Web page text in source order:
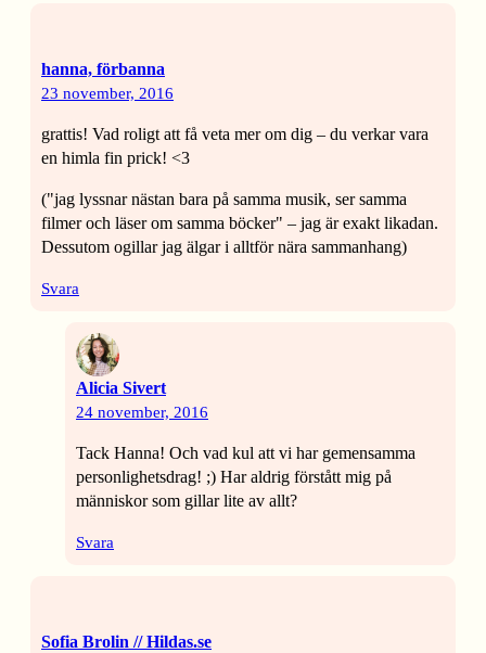
hanna, förbanna
23 november, 2016
grattis! Vad roligt att få veta mer om dig – du verkar vara
en himla fin prick! <3
("jag lyssnar nästan bara på samma musik, ser samma
filmer och läser om samma böcker" – jag är exakt likadan.
Dessutom ogillar jag älgar i alltför nära sammanhang)
Svara
Alicia Sivert
24 november, 2016
Tack Hanna! Och vad kul att vi har gemensamma
personlighetsdrag! ;) Har aldrig förstått mig på
människor som gillar lite av allt?
Svara
Sofia Brolin // Hildas.se